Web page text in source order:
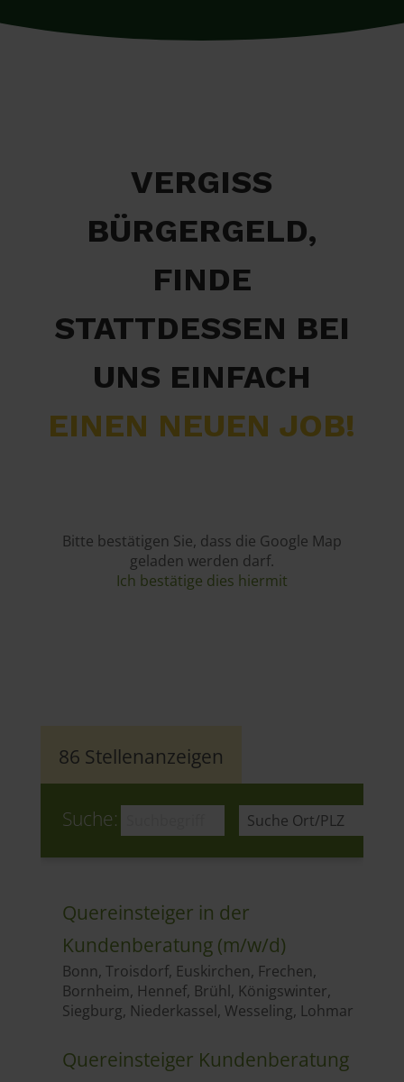
VERGISS
BÜRGERGELD,
FINDE
STATTDESSEN BEI
UNS EINFACH
EINEN NEUEN JOB!